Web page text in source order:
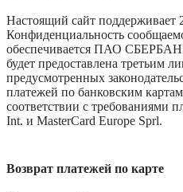
Настоящий сайт поддерживает
Конфиденциальность
обеспечивается ПАО
будет предоставлена третьим
предусмотренных
платежей по банковским
соответствии с требованиями
Int. и MasterCard Europe Sprl.
Возврат платежей по карте